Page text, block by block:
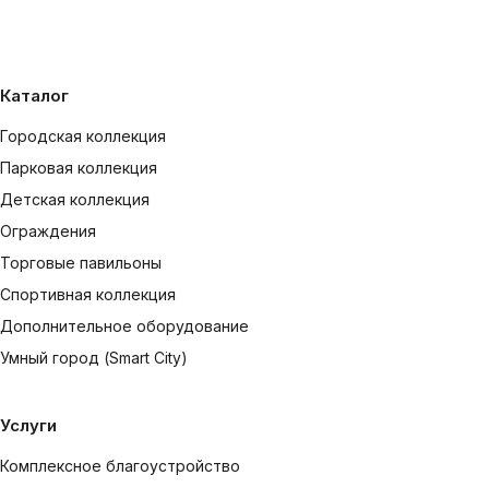
Каталог
Городская коллекция
Парковая коллекция
Детская коллекция
Ограждения
Торговые павильоны
Спортивная коллекция
Дополнительное оборудование
Умный город (Smart City)
Услуги
Комплексное благоустройство